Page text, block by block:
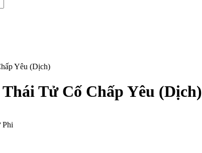
Yêu (Dịch)
Tử Cố Chấp Yêu (Dịch)
Phi